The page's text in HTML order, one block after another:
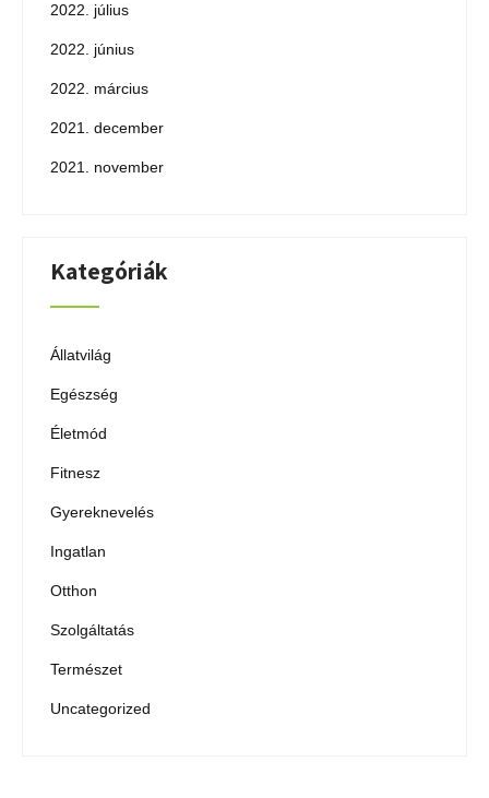
2022. július
2022. június
2022. március
2021. december
2021. november
Kategóriák
Állatvilág
Egészség
Életmód
Fitnesz
Gyereknevelés
Ingatlan
Otthon
Szolgáltatás
Természet
Uncategorized